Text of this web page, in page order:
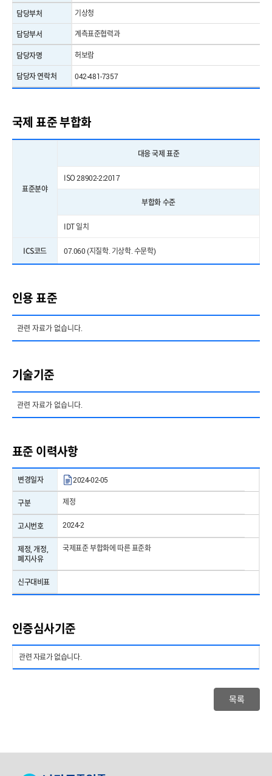
담당부처 기상청
담당부서 계측표준협력과
담당자명 허보람
담당자 연락처 042-481-7357
국제 표준 부합화
표준분야
대응 국제 표준
ISO 28902-2:2017
부합화 수준
IDT 일치
ICS코드 07.060 (지질학. 기상학. 수문학)
인용 표준
관련 자료가 없습니다.
기술기준
관련 자료가 없습니다.
표준 이력사항
변경일자 2024-02-05
구분 제정
고시번호 2024-2
제정, 개정,
폐지사유
국제표준 부합화에 따른 표준화
신구대비표
인증심사기준
관련 자료가 없습니다.
목록